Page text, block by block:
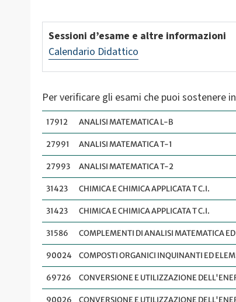
Sessioni d’esame e altre informazioni
Calendario Didattico
Per verificare gli esami che puoi sostenere
17912 ANALISI MATEMATICA L-B
27991 ANALISI MATEMATICA T-1
27993 ANALISI MATEMATICA T-2
31423 CHIMICA E CHIMICA APPLICATA T C.I.
31423 CHIMICA E CHIMICA APPLICATA T C.I.
31586 COMPLEMENTI DI ANALISI MATEMATICA
90024 COMPOSTI ORGANICI INQUINANTI ED
69726 CONVERSIONE E UTILIZZAZIONE
90026 CONVERSIONE E UTILIZZAZIONE